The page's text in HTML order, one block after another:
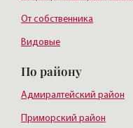
От собственника
Видовые
По району
Адмиралтейский район
Приморский район